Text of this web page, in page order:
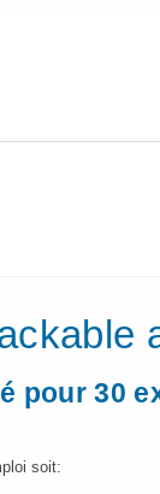
pour 30
soit: